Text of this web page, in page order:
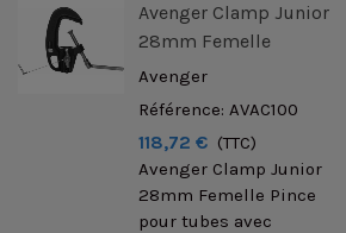
Avenger Clamp Junior
28mm Femelle
Avenger
Référence: AVAC100
118,72 € (TTC)
Avenger Clamp Junior
28mm Femelle Pince
pour tubes avec